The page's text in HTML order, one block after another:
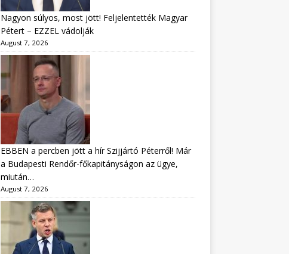
Nagyon súlyos, most jött! Feljelentették Magyar
Pétert – EZZEL vádolják
August 7, 2026
EBBEN a percben jött a hír Szijjártó Péterről! Már
a Budapesti Rendőr-főkapitányságon az ügye,
miután…
August 7, 2026